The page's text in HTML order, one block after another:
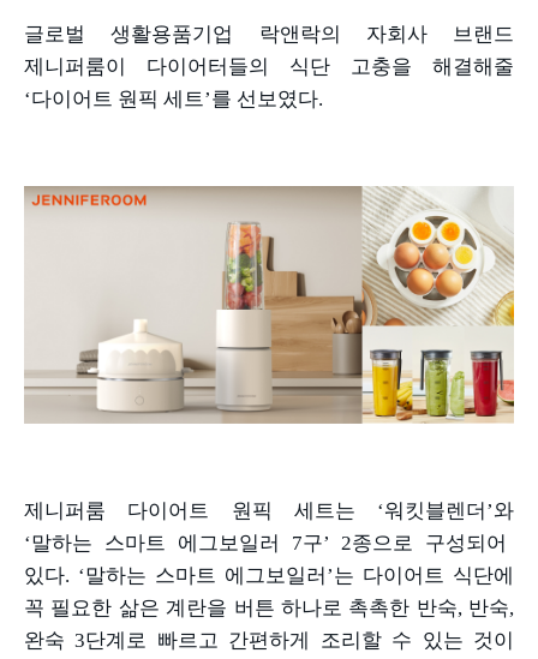
글로벌 생활용품기업 락앤락의 자회사 브랜드
제니퍼룸이 다이어터들의 식단 고충을 해결해줄
‘다이어트 원픽 세트’를 선보였다.
제니퍼룸 다이어트 원픽 세트는 ‘워킷블렌더 ’와
‘말하는 스마트 에그보일러 7구’ 2종으로 구성되어
있다. ‘말하는 스마트 에그보일러 ’는 다이어트 식단에
꼭 필요한 삶은 계란을 버튼 하나로 촉촉한 반숙, 반숙,
완숙 3단계로 빠르고 간편하게 조리할 수 있는 것이